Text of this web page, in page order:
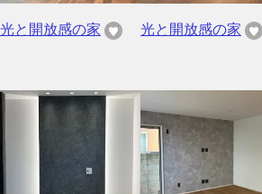
光と開放感の家 光と開放感の家